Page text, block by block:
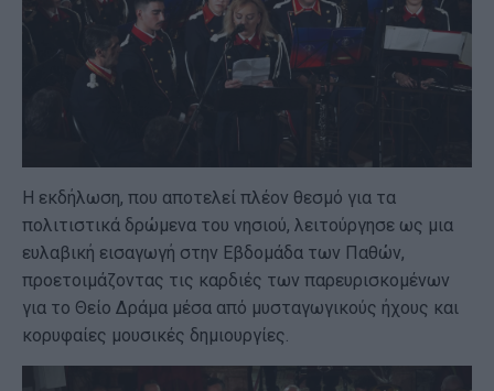
Η εκδήλωση, που αποτελεί πλέον θεσμό για τα
πολιτιστικά δρώμενα του νησιού, λειτούργησε ως μια
ευλαβική εισαγωγή στην Εβδομάδα των Παθών,
προετοιμάζοντας τις καρδιές των παρευρισκομένων
για το Θείο Δράμα μέσα από μυσταγωγικούς ήχους και
κορυφαίες μουσικές δημιουργίες.